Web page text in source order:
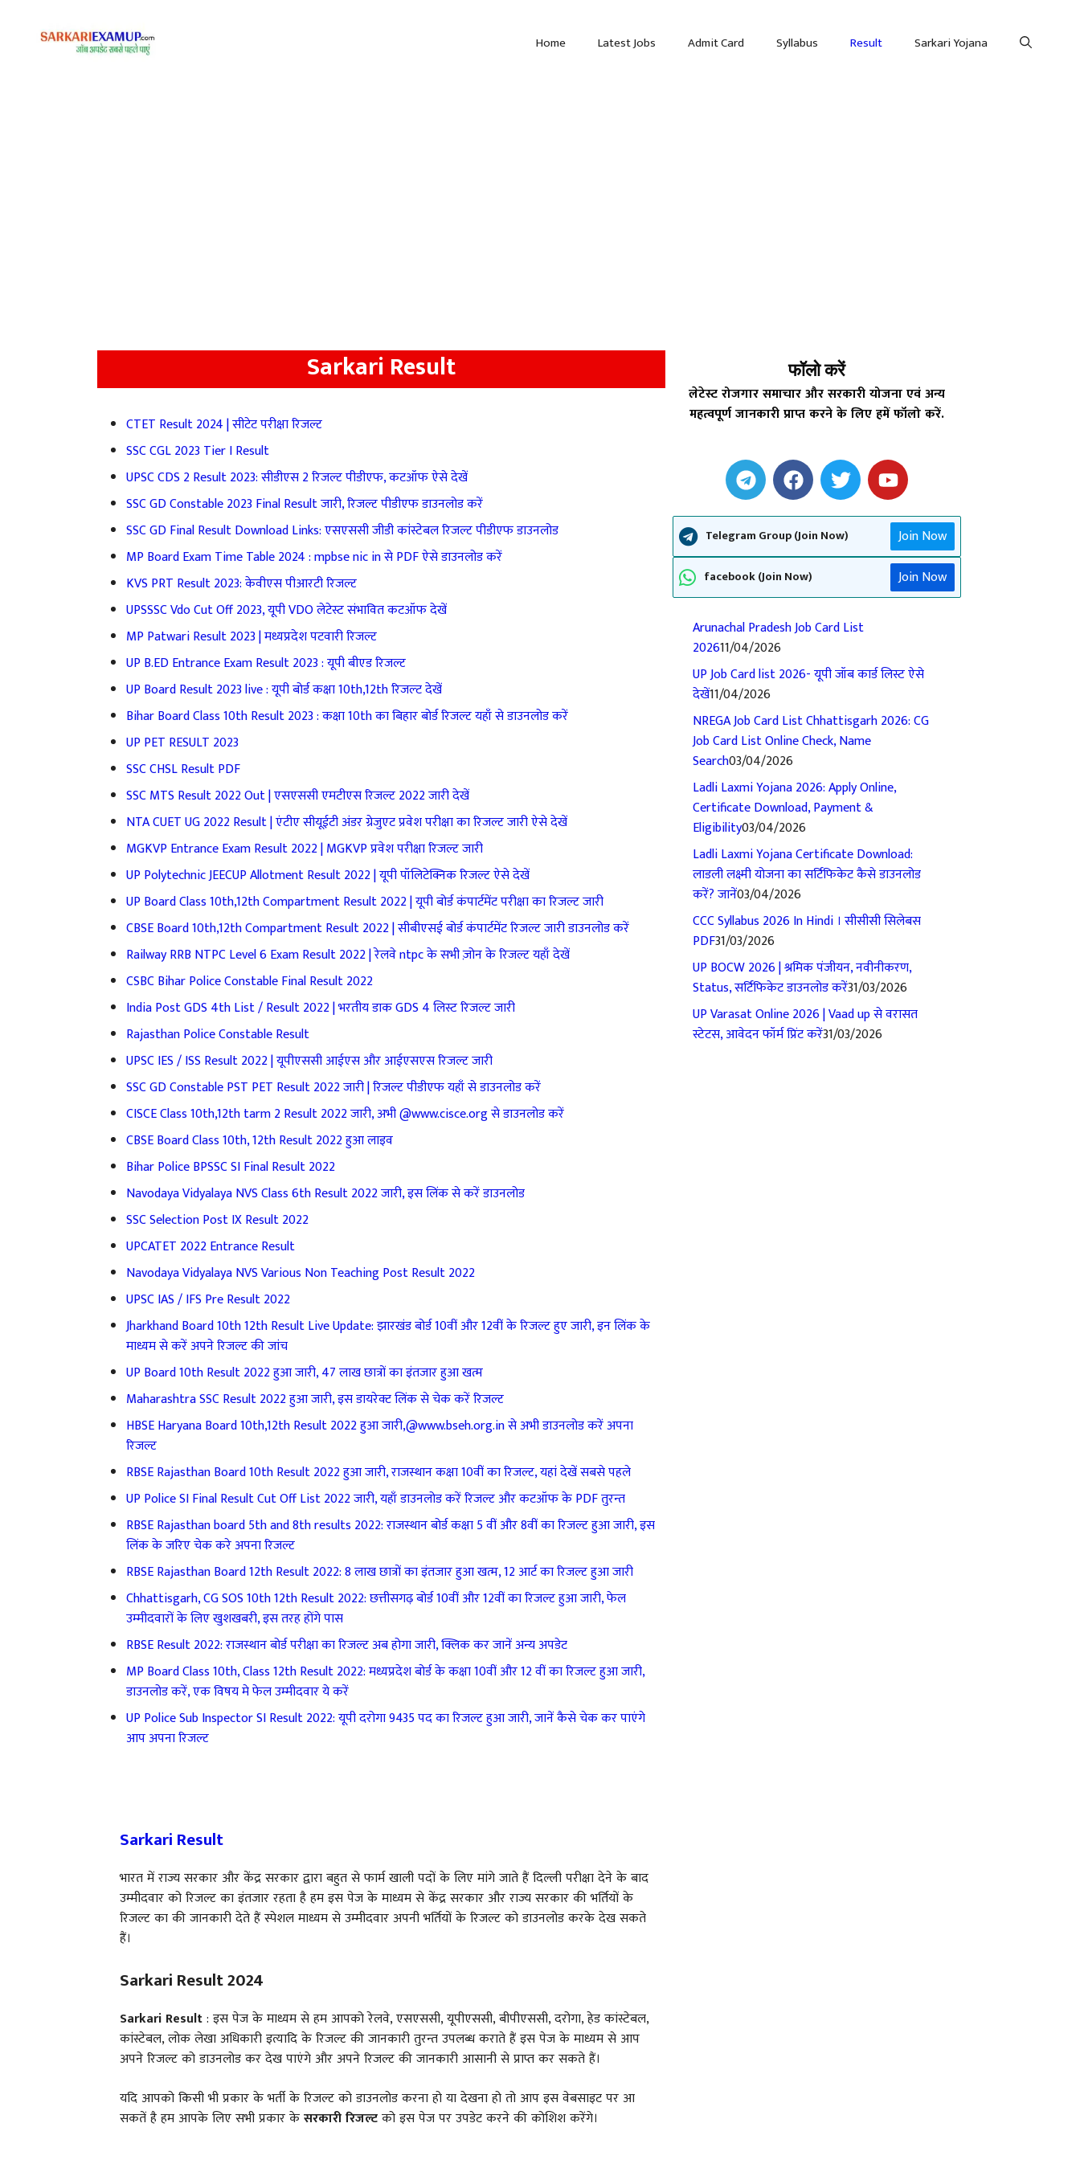
Home Latest Jobs Admit Card Syllabus Result Sarkari Yojana
Sarkari Result
CTET Result 2024 | सीटेट परीक्षा रिजल्ट
SSC CGL 2023 Tier I Result
UPSC CDS 2 Result 2023: सीडीएस 2 रिजल्ट पीडीएफ, कटऑफ ऐसे देखें
SSC GD Constable 2023 Final Result जारी, रिजल्ट पीडीएफ डाउनलोड करें
SSC GD Final Result Download Links: एसएससी जीडी कांस्टेबल रिजल्ट पीडीएफ डाउनलोड
MP Board Exam Time Table 2024 : mpbse nic in से PDF ऐसे डाउनलोड करें
KVS PRT Result 2023: केवीएस पीआरटी रिजल्ट
UPSSSC Vdo Cut Off 2023, यूपी VDO लेटेस्ट संभावित कटऑफ देखें
MP Patwari Result 2023 | मध्यप्रदेश पटवारी रिजल्ट
UP B.ED Entrance Exam Result 2023 : यूपी बीएड रिजल्ट
UP Board Result 2023 live : यूपी बोर्ड कक्षा 10th,12th रिजल्‍ट देखें
Bihar Board Class 10th Result 2023 : कक्षा 10th का बिहार बोर्ड रिजल्ट यहाँ से डाउनलोड करें
UP PET RESULT 2023
SSC CHSL Result PDF
SSC MTS Result 2022 Out | एसएससी एमटीएस रिजल्ट 2022 जारी देखें
NTA CUET UG 2022 Result | एंटीए सीयूईटी अंडर ग्रेजुएट प्रवेश परीक्षा का रिजल्ट जारी ऐसे देखें
MGKVP Entrance Exam Result 2022 | MGKVP प्रवेश परीक्षा रिजल्ट जारी
UP Polytechnic JEECUP Allotment Result 2022 | यूपी पॉलिटेक्निक रिजल्ट ऐसे देखें
UP Board Class 10th,12th Compartment Result 2022 | यूपी बोर्ड कंपार्टमेंट परीक्षा का रिजल्ट जारी
CBSE Board 10th,12th Compartment Result 2022 | सीबीएसई बोर्ड कंपार्टमेंट रिजल्ट जारी डाउनलोड करें
Railway RRB NTPC Level 6 Exam Result 2022 | रेलवे ntpc के सभी ज़ोन के रिजल्ट यहाँ देखें
CSBC Bihar Police Constable Final Result 2022
India Post GDS 4th List / Result 2022 | भरतीय डाक GDS 4 लिस्ट रिजल्ट जारी
Rajasthan Police Constable Result
UPSC IES / ISS Result 2022 | यूपीएससी आईएस और आईएसएस रिजल्ट जारी
SSC GD Constable PST PET Result 2022 जारी | रिजल्ट पीडीएफ यहाँ से डाउनलोड करें
CISCE Class 10th,12th tarm 2 Result 2022 जारी, अभी @www.cisce.org से डाउनलोड करें
CBSE Board Class 10th, 12th Result 2022 हुआ लाइव
Bihar Police BPSSC SI Final Result 2022
Navodaya Vidyalaya NVS Class 6th Result 2022 जारी, इस लिंक से करें डाउनलोड
SSC Selection Post IX Result 2022
UPCATET 2022 Entrance Result
Navodaya Vidyalaya NVS Various Non Teaching Post Result 2022
UPSC IAS / IFS Pre Result 2022
Jharkhand Board 10th 12th Result Live Update: झारखंड बोर्ड 10वीं और 12वीं के रिजल्ट हुए जारी, इन लिंक के
माध्यम से करें अपने रिजल्ट की जांच
UP Board 10th Result 2022 हुआ जारी, 47 लाख छात्रों का इंतजार हुआ खत्म
Maharashtra SSC Result 2022 हुआ जारी, इस डायरेक्ट लिंक से चेक करें रिजल्ट
HBSE Haryana Board 10th,12th Result 2022 हुआ जारी,@www.bseh.org.in से अभी डाउनलोड करें अपना
रिजल्ट
RBSE Rajasthan Board 10th Result 2022 हुआ जारी, राजस्थान कक्षा 10वीं का रिजल्ट, यहां देखें सबसे पहले
UP Police SI Final Result Cut Off List 2022 जारी, यहाँ डाउनलोड करें रिजल्ट और कटऑफ के PDF तुरन्त
RBSE Rajasthan board 5th and 8th results 2022: राजस्थान बोर्ड कक्षा 5 वीं और 8वीं का रिजल्ट हुआ जारी, इस
लिंक के जरिए चेक करे अपना रिजल्ट
RBSE Rajasthan Board 12th Result 2022: 8 लाख छात्रों का इंतजार हुआ खत्म, 12 आर्ट का रिजल्ट हुआ जारी
Chhattisgarh, CG SOS 10th 12th Result 2022: छत्तीसगढ़ बोर्ड 10वीं और 12वीं का रिजल्ट हुआ जारी, फेल
उम्मीदवारों के लिए खुशखबरी, इस तरह होंगे पास
RBSE Result 2022: राजस्थान बोर्ड परीक्षा का रिजल्ट अब होगा जारी, क्लिक कर जानें अन्य अपडेट
MP Board Class 10th, Class 12th Result 2022: मध्यप्रदेश बोर्ड के कक्षा 10वीं और 12 वीं का रिजल्ट हुआ जारी,
डाउनलोड करें, एक विषय मे फेल उम्मीदवार ये करें
UP Police Sub Inspector SI Result 2022: यूपी दरोगा 9435 पद का रिजल्ट हुआ जारी, जानें कैसे चेक कर पाएंगे
आप अपना रिजल्ट
Sarkari Result
भारत में राज्य सरकार और केंद्र सरकार द्वारा बहुत से फार्म खाली पदों के लिए मांगे जाते हैं दिल्ली परीक्षा देने के बाद
उम्मीदवार को रिजल्ट का इंतजार रहता है हम इस पेज के माध्यम से केंद्र सरकार और राज्य सरकार की भर्तियों के
रिजल्ट का की जानकारी देते हैं स्पेशल माध्यम से उम्मीदवार अपनी भर्तियों के रिजल्ट को डाउनलोड करके देख सकते
हैं।
Sarkari Result 2024
Sarkari Result: इस पेज के माध्यम से हम आपको रेलवे, एसएससी, यूपीएससी, बीपीएससी, दरोगा, हेड कांस्टेबल,
कांस्टेबल, लोक लेखा अधिकारी इत्यादि के रिजल्ट की जानकारी तुरन्त उपलब्ध कराते हैं इस पेज के माध्यम से आप
अपने रिजल्ट को डाउनलोड कर देख पाएंगे और अपने रिजल्ट की जानकारी आसानी से प्राप्त कर सकते हैं।
यदि आपको किसी भी प्रकार के भर्ती के रिजल्ट को डाउनलोड करना हो या देखना हो तो आप इस वेबसाइट पर आ
सकतें है हम आपके लिए सभी प्रकार केसरकारी रिजल्टको इस पेज पर उपडेट करने की कोशिश करेंगे।
फॉलो करें
लेटेस्ट रोजगार समाचार और सरकारी योजना एवं अन्य
महत्वपूर्ण जानकारी प्राप्त करने के लिए हमें फॉलो करें.
Telegram Group (Join Now) Join Now
facebook (Join Now) Join Now
Arunachal Pradesh Job Card List
202611/04/2026
UP Job Card list 2026- यूपी जॉब कार्ड लिस्ट ऐसे
देखें11/04/2026
NREGA Job Card List Chhattisgarh 2026: CG
Job Card List Online Check, Name
Search03/04/2026
Ladli Laxmi Yojana 2026: Apply Online,
Certificate Download, Payment &
Eligibility03/04/2026
Ladli Laxmi Yojana Certificate Download:
लाडली लक्ष्मी योजना का सर्टिफिकेट कैसे डाउनलोड
करें? जानें03/04/2026
CCC Syllabus 2026 In Hindi । सीसीसी सिलेबस
PDF31/03/2026
UP BOCW 2026 | श्रमिक पंजीयन, नवीनीकरण,
Status, सर्टिफिकेट डाउनलोड करें31/03/2026
UP Varasat Online 2026 | Vaad up से वरासत
स्टेटस, आवेदन फॉर्म प्रिंट करें31/03/2026